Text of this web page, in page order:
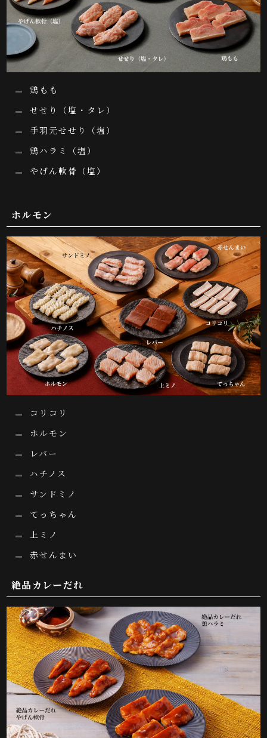
鶏もも
せせり（塩・タレ）
手羽元せせり（塩）
鶏ハラミ（塩）
やげん軟骨（塩）
ホルモン
コリコリ
ホルモン
レバー
ハチノス
サンドミノ
てっちゃん
上ミノ
赤せんまい
絶品カレーだれ